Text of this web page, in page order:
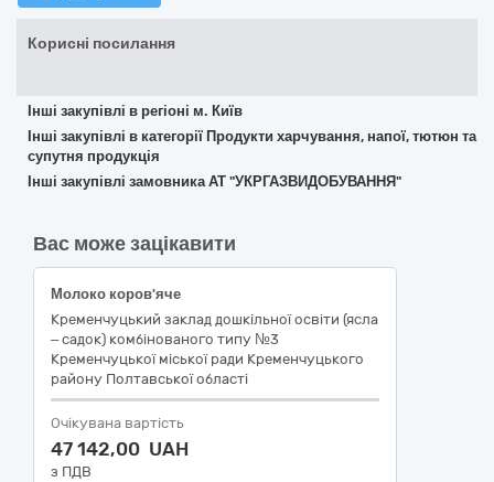
Корисні посилання
Інші закупівлі в регіоні м. Київ
Інші закупівлі в категорії Продукти харчування, напої, тютюн та
супутня продукція
Інші закупівлі замовника АТ "УКРГАЗВИДОБУВАННЯ"
Вас може зацікавити
Молоко коров'яче
Кременчуцький заклад дошкільної освіти (ясла
– садок) комбінованого типу №3
Кременчуцької міської ради Кременчуцького
району Полтавської області
Очікувана вартість
47 142,00 UAH
з ПДВ